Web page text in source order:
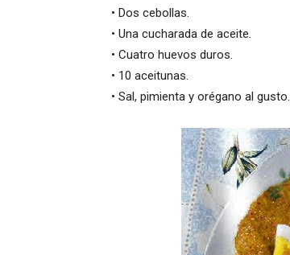
• Dos cebollas.
• Una cucharada de aceite.
• Cuatro huevos duros.
• 10 aceitunas.
• Sal, pimienta y orégano al gusto.